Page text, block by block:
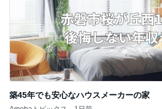
築45年でも安心なハウスメーカーの家